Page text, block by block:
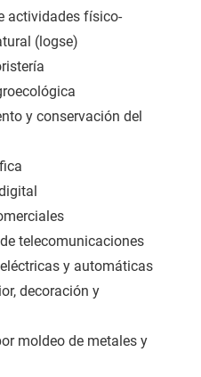
actividades físico-
(logse)
y conservación del
telecomunicaciones
y automáticas
decoración y
moldeo de metales y